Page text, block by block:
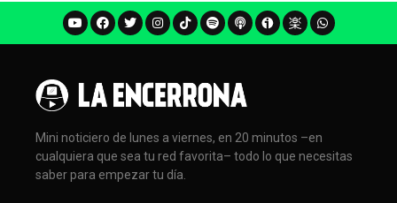
Mini noticiero de lunes a viernes, en 20 minutos –en
cualquiera que sea tu red favorita– todo lo que necesitas
saber para empezar tu día.